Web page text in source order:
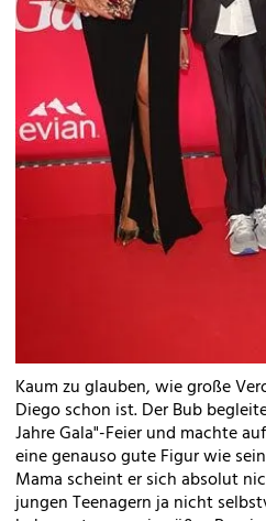
Kaum zu glauben, wie große
Diego schon ist. Der Bub
Jahre Gala"-Feier und machte
eine genauso gute Figur wie
Mama scheint er sich absolut
jungen Teenagern ja nicht